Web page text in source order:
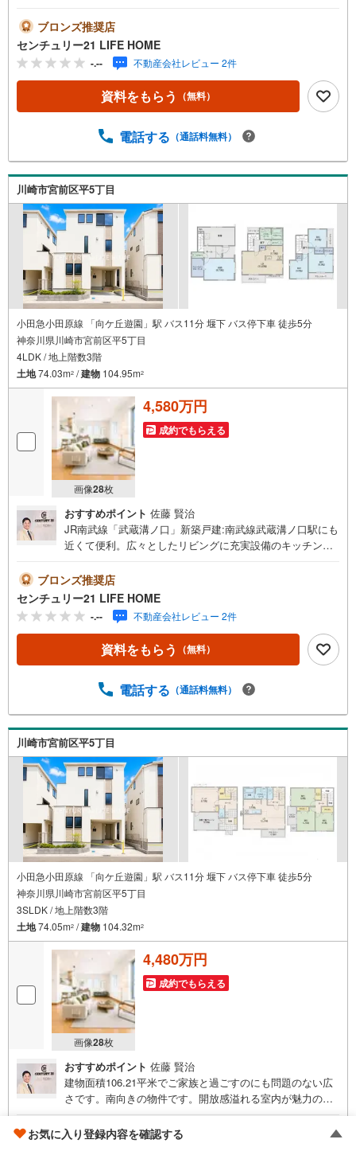
す。設備も充実している新築戸建ての物件はいかがでしょ
うか。オートバスにはタイマー機能もついているので、お
湯の出しすぎを防げます。浴室乾燥機付きの物件なので、
雨の日で濡れた上着や傘もすぐに乾燥できます。モニター
から顔が見えるTVインターホン付きです。毎日を気持ちよ
く過ごすことができる通風良好な快適生活をご提供。
ブロンズ推奨店
センチュリー21 LIFE HOME
-.-- 不動産会社レビュー 2件
資料をもらう （無料）
電話する （通話料無料）
川崎市宮前区平5丁目
小田急小田原線 「向ケ丘遊園」駅 バス11分 堰下 バス停下車 徒歩5分
神奈川県川崎市宮前区平5丁目
4LDK / 地上階数3階
土地74.03m2 /建物 104.95m2
画像28枚
4,580万円
成約でもらえる
おすすめポイント 佐藤 賢治
JR南武線「武蔵溝ノ口」新築戸建:南武線武蔵溝ノ口駅にも
近くて便利。広々としたリビングに充実設備のキッチンを
ちます。物件の向きは南向きです。浴室乾燥機をつけて湿
気を除去すればカビの発生を予防できる、浴室乾燥機付き
の物件です。デザイン性のあるシステムキッチン付きなの
で、キッチンがお洒落なスペースになっています。コチラ
の物件は、新築の戸建て物件です。新生活を新築で始めま
せんか。
ブロンズ推奨店
センチュリー21 LIFE HOME
-.-- 不動産会社レビュー 2件
資料をもらう （無料）
電話する （通話料無料）
川崎市宮前区平5丁目
小田急小田原線 「向ケ丘遊園」駅 バス11分 堰下 バス停下車 徒歩5分
神奈川県川崎市宮前区平5丁目
3SLDK / 地上階数3階
土地74.05m2 /建物 104.32m2
画像28枚
4,480万円
成約でもらえる
おすすめポイント 佐藤 賢治
建物面積106.21平米でご家族と過ごすのにも問題のない広
さです。南向きの物件です。開放感溢れる室内が魅力の、4
LDKの物件はこちらです。システムキッチン付きの物件で
す。来訪者の顔が見えるTVインターホン付き。浄水器があ
るので、小さいお子さんがいる方にも衛生上安全でおすす
ブロンズ推奨店
お気に入り登録内容を確認する